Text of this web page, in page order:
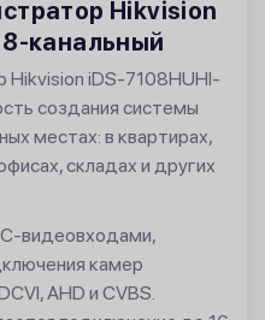
Hikvision
8-канальный
Hikvision iDS-7108HUHI-
создания системы
местах: в квартирах,
складах и других
видеовходами,
камер
AHD и CVBS.